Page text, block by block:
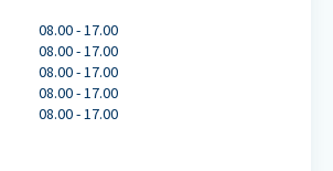
08.00 - 17.00
08.00 - 17.00
08.00 - 17.00
08.00 - 17.00
08.00 - 17.00